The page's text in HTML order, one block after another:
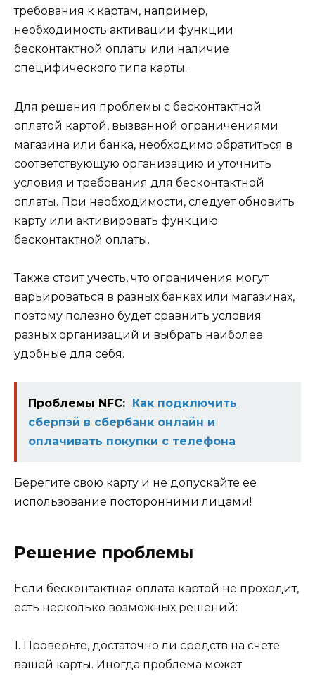
требования к картам, например,
необходимость активации функции
бесконтактной оплаты или наличие
специфического типа карты.
Для решения проблемы с бесконтактной
оплатой картой, вызванной ограничениями
магазина или банка, необходимо обратиться в
соответствующую организацию и уточнить
условия и требования для бесконтактной
оплаты. При необходимости, следует обновить
карту или активировать функцию
бесконтактной оплаты.
Также стоит учесть, что ограничения могут
варьироваться в разных банках или магазинах,
поэтому полезно будет сравнить условия
разных организаций и выбрать наиболее
удобные для себя.
Проблемы NFC: Как подключить
сберпэй в сбербанк онлайн и
оплачивать покупки с телефона
Берегите свою карту и не допускайте ее
использование посторонними лицами!
Решение проблемы
Если бесконтактная оплата картой не проходит,
есть несколько возможных решений:
1. Проверьте, достаточно ли средств на счете
вашей карты. Иногда проблема может